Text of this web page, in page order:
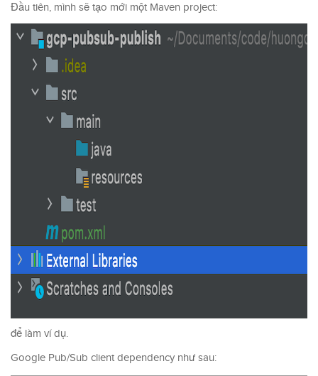
Đầu tiên, mình sẽ tạo mới một Maven project:
để làm ví dụ.
Google Pub/Sub client dependency như sau: